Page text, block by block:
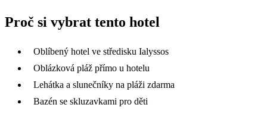
Proč si vybrat tento hotel
Oblíbený hotel ve středisku Ialyssos
Oblázková pláž přímo u hotelu
Lehátka a slunečníky na pláži zdarma
Bazén se skluzavkami pro děti